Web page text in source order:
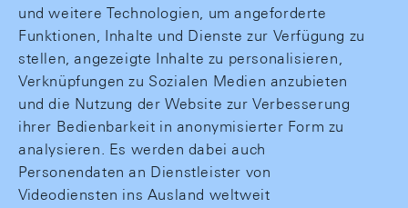
und weitere Technologien, um angeforderte
Funktionen, Inhalte und Dienste zur Verfügung zu
stellen, angezeigte Inhalte zu personalisieren,
Verknüpfungen zu Sozialen Medien anzubieten
und die Nutzung der Website zur Verbesserung
ihrer Bedienbarkeit in anonymisierter Form zu
analysieren. Es werden dabei auch
Personendaten an Dienstleister von
Videodiensten ins Ausland weltweit